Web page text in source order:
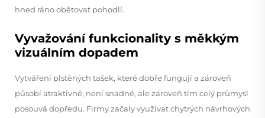
hned ráno obětovat pohodlí.
Vyvažování funkcionality s měkkým
vizuálním dopadem
Vytváření plstěných tašek, které dobře fungují a zároveň
působí atraktivně, není snadné, ale zároveň tím celý průmysl
posouvá dopředu. Firmy začaly využívat chytrých návrhových